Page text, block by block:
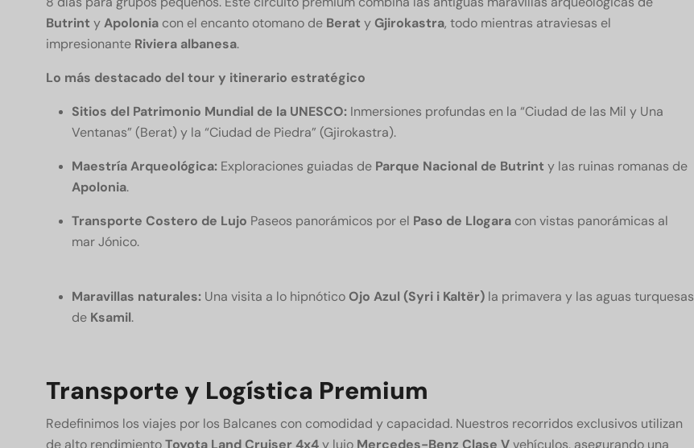
Butrint yApolonia con el encanto otomano de Berat yGjirokastra, todo mientras atraviesas el
impresionante Riviera albanesa.
Lo más destacado del tour y itinerario estratégico
Sitios del Patrimonio Mundial de la UNESCO: Inmersiones profundas en la “Ciudad de las Mil y Una
Ventanas” (Berat) y la “Ciudad de Piedra” (Gjirokastra).
Maestría Arqueológica: Exploraciones guiadas de Parque Nacional de Butrint y las ruinas romanas de
Apolonia.
Transporte Costero de Lujo Paseos panorámicos por el Paso de Llogara con vistas panorámicas al
mar Jónico.
Maravillas naturales: Una visita a lo hipnóticoOjo Azul (Syri i Kaltër) la primavera y las aguas turquesas
de Ksamil.
Transporte y Logística Premium
Redefinimos los viajes por los Balcanes con comodidad y capacidad. Nuestros recorridos exclusivos utilizan
de alto rendimientoToyota Land Cruiser 4x4y lujo Mercedes-Benz Clase Vvehículos, asegurando una